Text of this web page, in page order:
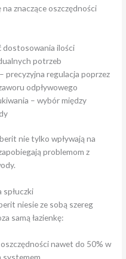
na znaczące oszczędności
dostosowania ilości
potrzeb
precyzyjna regulacja poprzez
odpływowego
– wybór między
nie tylko wpływają na
problemom z
spłuczki
niesie ze sobą szereg
samą łazienkę:
nawet do 50% w
systemem